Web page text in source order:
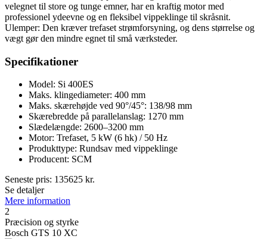
velegnet til store og tunge emner, har en kraftig motor med
professionel ydeevne og en fleksibel vippeklinge til skråsnit.
Ulemper: Den kræver trefaset strømforsyning, og dens størrelse og
vægt gør den mindre egnet til små værksteder.
Specifikationer
Model: Si 400ES
Maks. klingediameter: 400 mm
Maks. skærehøjde ved 90°/45°: 138/98 mm
Skærebredde på parallelanslag: 1270 mm
Slædelængde: 2600–3200 mm
Motor: Trefaset, 5 kW (6 hk) / 50 Hz
Produkttype: Rundsav med vippeklinge
Producent: SCM
Seneste pris: 135625 kr.
Se detaljer
Mere information
2
Præcision og styrke
Bosch GTS 10 XC